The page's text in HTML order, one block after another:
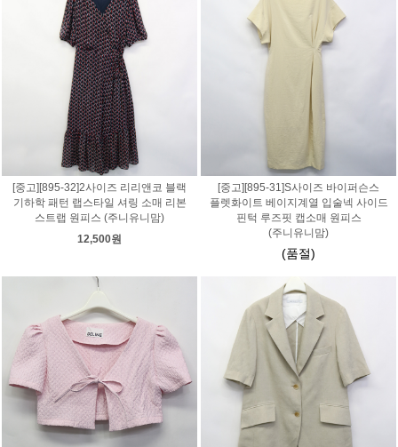
[중고][895-32]2사이즈 리리앤코 블랙
기하학 패턴 랩스타일 셔링 소매 리본
스트랩 원피스 (주니유니맘)
12,500원
[중고][895-31]S사이즈 바이퍼슨스
플렛화이트 베이지계열 입술넥 사이드
핀턱 루즈핏 캡소매 원피스
(주니유니맘)
(품절)